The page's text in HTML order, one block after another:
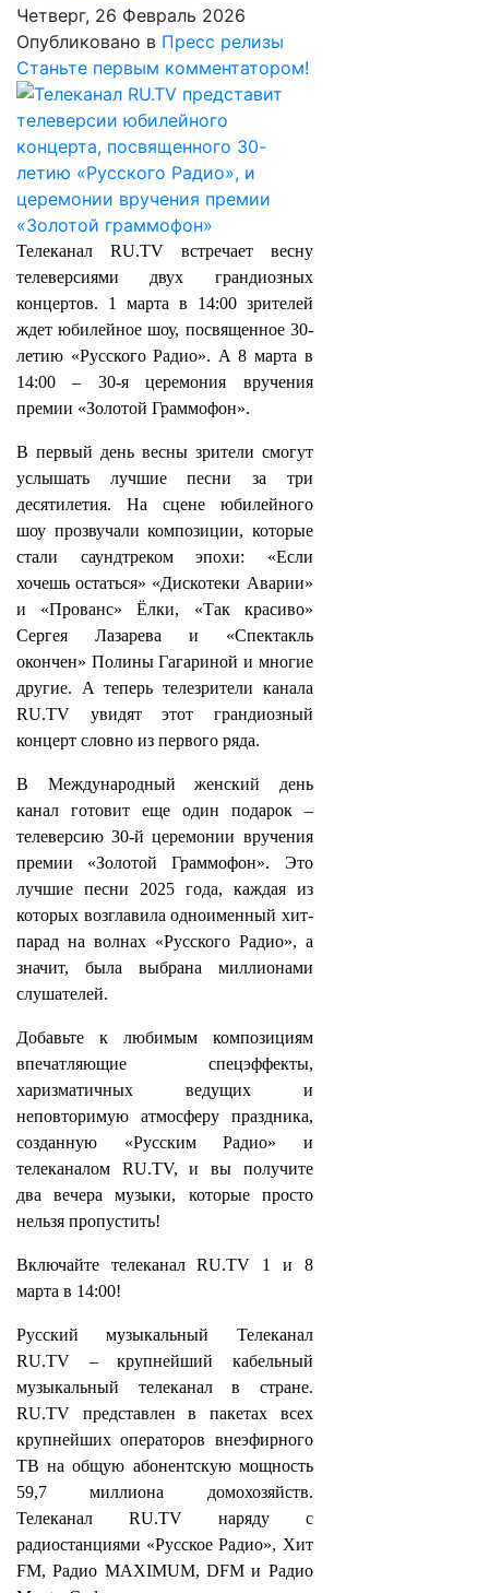
Четверг, 26 Февраль 2026
Опубликовано в Пресс релизы
Станьте первым комментатором!
Телеканал RU.TV встречает весну
телеверсиями двух грандиозных
концертов. 1 марта в 14:00 зрителей
ждет юбилейное шоу, посвященное 30-
летию «Русского Радио». А 8 марта в
14:00 – 30-я церемония вручения
премии «Золотой Граммофон».
В первый день весны зрители смогут
услышать лучшие песни за три
десятилетия. На сцене юбилейного
шоу прозвучали композиции, которые
стали саундтреком эпохи: «Если
хочешь остаться» «Дискотеки Аварии»
и «Прованс» Ёлки, «Так красиво»
Сергея Лазарева и «Спектакль
окончен» Полины Гагариной и многие
другие. А теперь телезрители канала
RU.TV увидят этот грандиозный
концерт словно из первого ряда.
В Международный женский день
канал готовит еще один подарок –
телеверсию 30-й церемонии вручения
премии «Золотой Граммофон». Это
лучшие песни 2025 года, каждая из
которых возглавила одноименный хит-
парад на волнах «Русского Радио», а
значит, была выбрана миллионами
слушателей.
Добавьте к любимым композициям
впечатляющие спецэффекты,
харизматичных ведущих и
неповторимую атмосферу праздника,
созданную «Русским Радио» и
телеканалом RU.TV, и вы получите
два вечера музыки, которые просто
нельзя пропустить!
Включайте телеканал RU.TV 1 и 8
марта в 14:00!
Русский музыкальный Телеканал
RU.TV – крупнейший кабельный
музыкальный телеканал в стране.
RU.TV представлен в пакетах всех
крупнейших операторов внеэфирного
ТВ на общую абонентскую мощность
59,7 миллиона домохозяйств.
Телеканал RU.TV наряду с
радиостанциями «Русское Радио», Хит
FM, Радио MAXIMUM, DFM и Радио